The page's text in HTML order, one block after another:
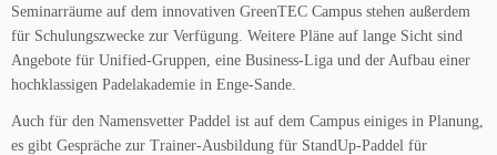
Seminarräume auf dem innovativen GreenTEC Campus stehen außerdem
für Schulungszwecke zur Verfügung. Weitere Pläne auf lange Sicht sind
Angebote für Unified-Gruppen, eine Business-Liga und der Aufbau einer
hochklassigen Padelakademie in Enge-Sande.
Auch für den Namensvetter Paddel ist auf dem Campus einiges in Planung,
es gibt Gespräche zur Trainer-Ausbildung für StandUp-Paddel für